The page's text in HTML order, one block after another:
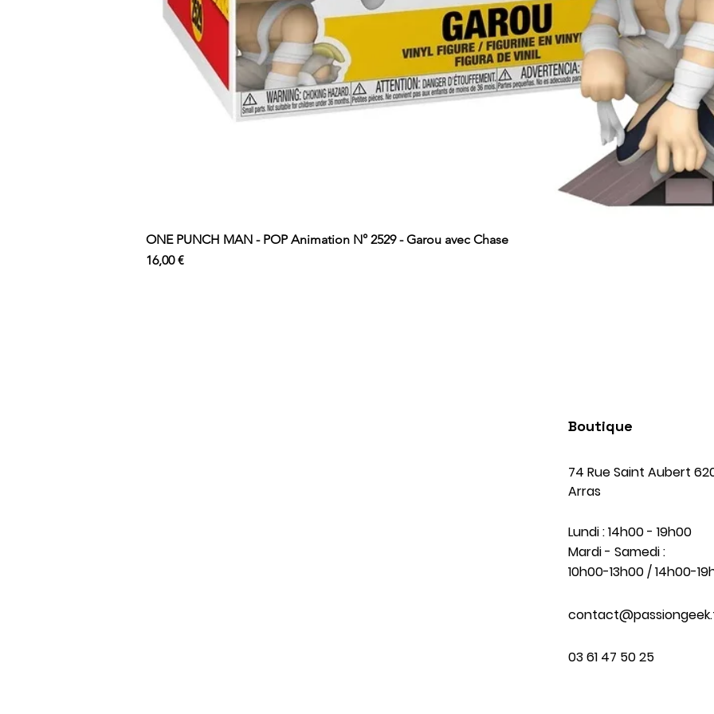
ONE PUNCH MAN - POP Animation N° 2529 - Garou avec Chase
Prix
16,00 €
Boutique
74 Rue Saint Aubert
Arras
Lundi : 14h00 - 19h00
Mardi - Samedi :
10h00-13h00 / 14h00-
03 61 47 50 25